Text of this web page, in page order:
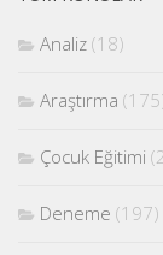
Analiz (18)
Araştırma
Çocuk Eğitimi
Deneme (197)